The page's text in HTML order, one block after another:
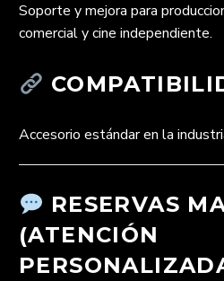
Soporte y mejora para
comercial y cine independiente.
Accesorio estándar en la
RESERVAS
(ATENCIÓN